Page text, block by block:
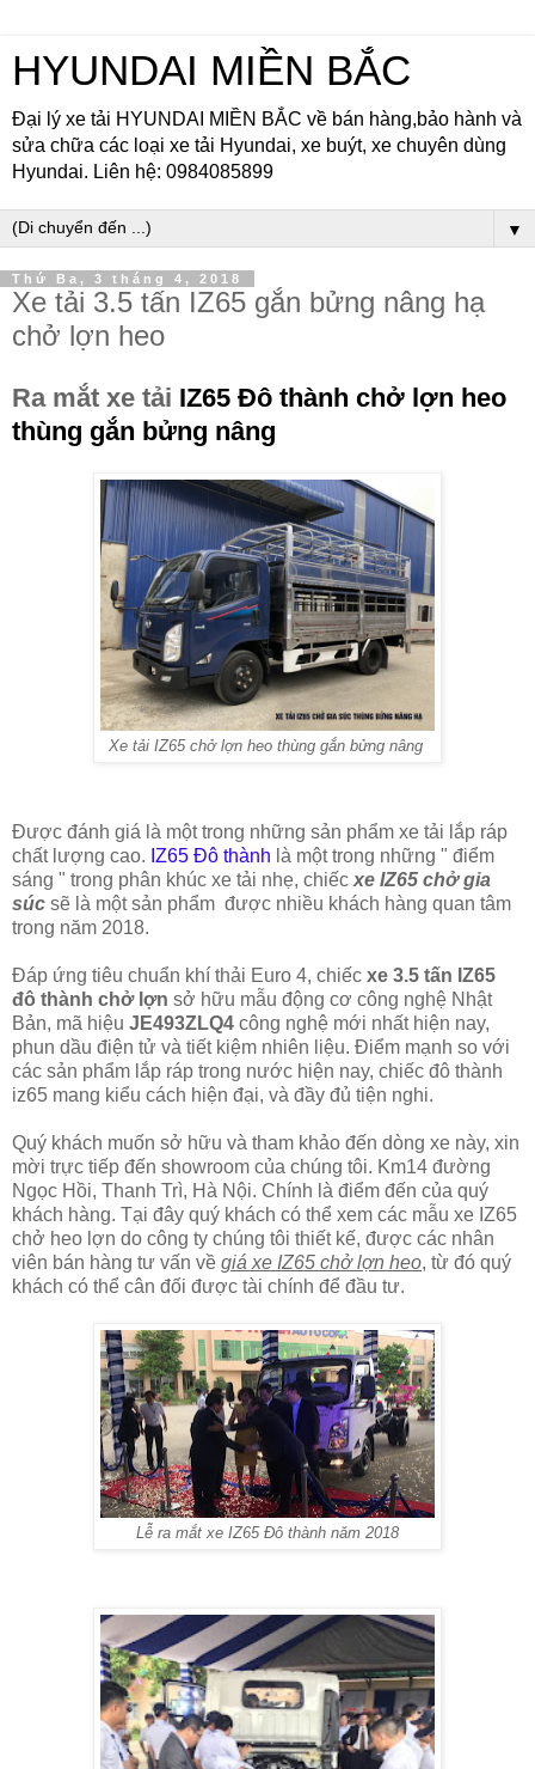
HYUNDAI MIỀN BẮC
Đại lý xe tải HYUNDAI MIỀN BẮC về bán hàng,bảo hành và
sửa chữa các loại xe tải Hyundai, xe buýt, xe chuyên dùng
Hyundai. Liên hệ: 0984085899
▼
Thứ Ba, 3 tháng 4, 2018
Xe tải 3.5 tấn IZ65 gắn bửng nâng hạ
chở lợn heo
Ra mắt xe tải IZ65 Đô thành chở lợn heo
thùng gắn bửng nâng
Xe tải IZ65 chở lợn heo thùng gắn bửng nâng
Được đánh giá là một trong những sản phẩm xe tải lắp ráp
chất lượng cao. IZ65 Đô thành là một trong những " điểm
sáng " trong phân khúc xe tải nhẹ, chiếc xe IZ65 chở gia
súc sẽ là một sản phẩm được nhiều khách hàng quan tâm
trong năm 2018.
Đáp ứng tiêu chuẩn khí thải Euro 4, chiếc xe 3.5 tấn IZ65
đô thành chở lợn sở hữu mẫu động cơ công nghệ Nhật
Bản, mã hiệu JE493ZLQ4 công nghệ mới nhất hiện nay,
phun dầu điện tử và tiết kiệm nhiên liệu. Điểm mạnh so với
các sản phẩm lắp ráp trong nước hiện nay, chiếc đô thành
iz65 mang kiểu cách hiện đại, và đầy đủ tiện nghi.
Quý khách muốn sở hữu và tham khảo đến dòng xe này, xin
mời trực tiếp đến showroom của chúng tôi. Km14 đường
Ngọc Hồi, Thanh Trì, Hà Nội. Chính là điểm đến của quý
khách hàng. Tại đây quý khách có thể xem các mẫu xe IZ65
chở heo lợn do công ty chúng tôi thiết kế, được các nhân
viên bán hàng tư vấn về giá xe IZ65 chở lợn heo, từ đó quý
khách có thể cân đối được tài chính để đầu tư.
Lễ ra mắt xe IZ65 Đô thành năm 2018